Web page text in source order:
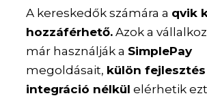
A kereskedők számára a qvik
hozzáférhető. Azok a
már használják a SimplePay
megoldásait, külön
integráció nélkül elérhetik